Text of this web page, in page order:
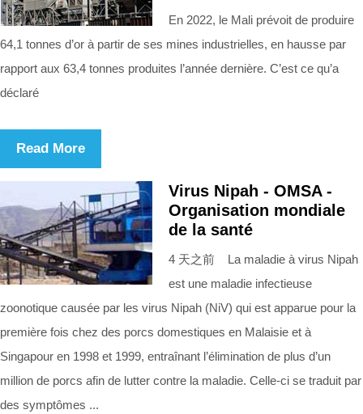
En 2022, le Mali prévoit de produire
64,1 tonnes d’or à partir de ses mines industrielles, en hausse par
rapport aux 63,4 tonnes produites l’année dernière. C’est ce qu’a
déclaré
Read More
Virus Nipah - OMSA -
Organisation mondiale
de la santé
4 天之前 La maladie à virus Nipah
est une maladie infectieuse
zoonotique causée par les virus Nipah (NiV) qui est apparue pour la
première fois chez des porcs domestiques en Malaisie et à
Singapour en 1998 et 1999, entraînant l’élimination de plus d’un
million de porcs afin de lutter contre la maladie. Celle-ci se traduit par
des symptômes ...